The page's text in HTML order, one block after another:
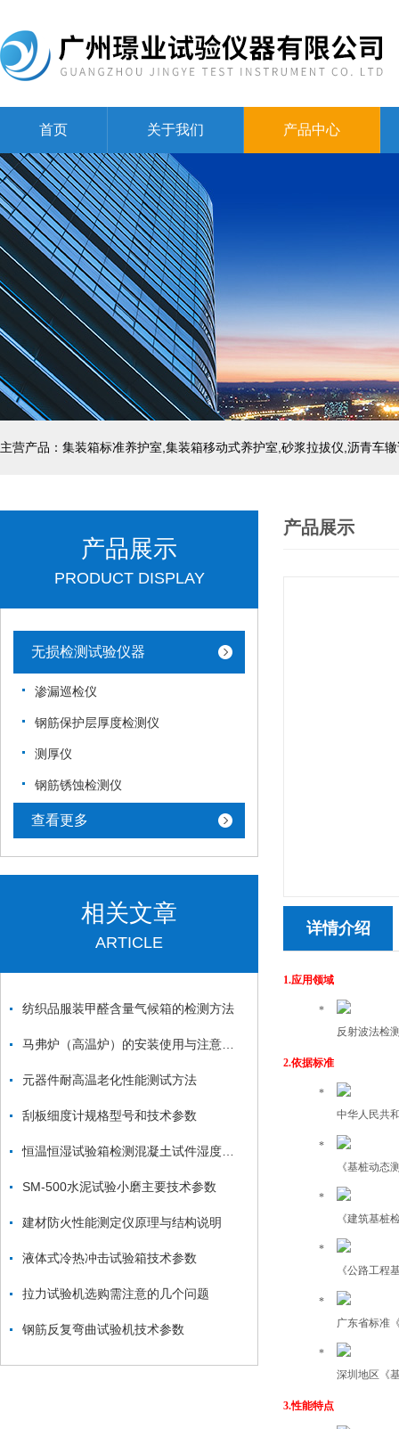
首页 关于我们 产品中心
主营产品：集装箱标准养护室,集装箱移动式养护室,砂浆拉拔仪,沥青车
产品展示
PRODUCT DISPLAY
无损检测试验仪器
渗漏巡检仪
钢筋保护层厚度检测仪
测厚仪
钢筋锈蚀检测仪
查看更多
相关文章
ARTICLE
纺织品服装甲醛含量气候箱的检测方法
元器件耐高温老化性能测试方法
刮板细度计规格型号和技术参数
SM-500水泥试验小磨主要技术参数
建材防火性能测定仪原理与结构说明
液体式冷热冲击试验箱技术参数
拉力试验机选购需注意的几个问题
钢筋反复弯曲试验机技术参数
产品展示
详情介绍
1.应用领域
反射波法检
2.依据标准
中华人民共
《基桩动态
《建筑基桩
《公路工程
广东省标准
深圳地区《
3.性能特点